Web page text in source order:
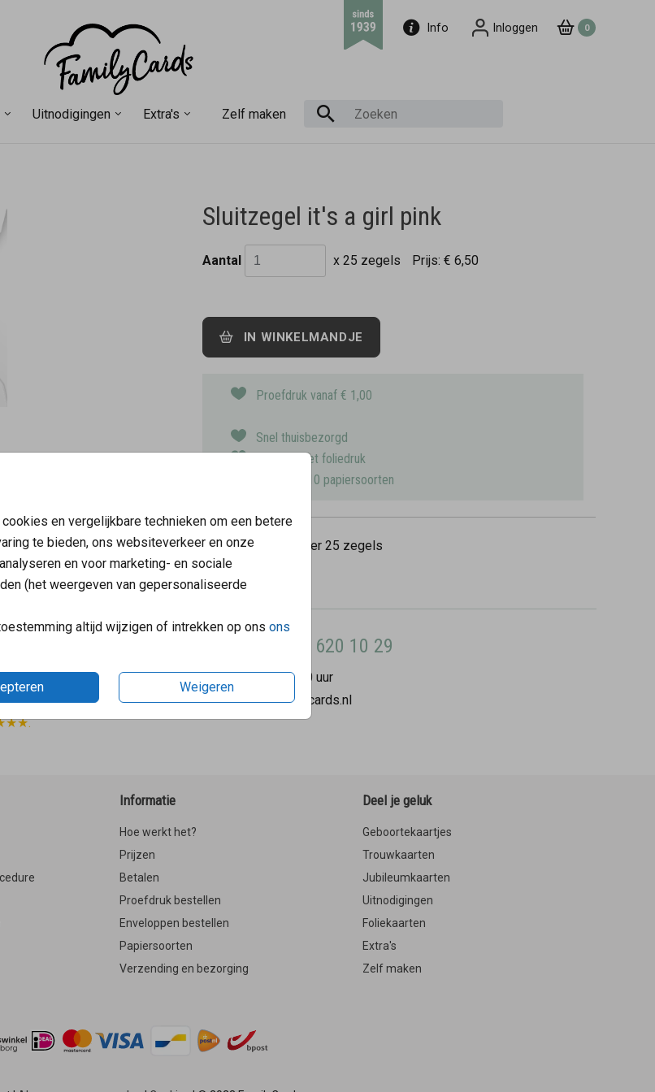
Info Inloggen 0
Uitnodigingen Extra's Zelf maken
en vergelijkbare technieken om een betere
te bieden, ons websiteverkeer en onze
en voor marketing- en sociale
(het weergeven van gepersonaliseerde
altijd wijzigen of intrekken op ons ons
Weigeren
Sluitzegel it's a girl pink
Aantal x 25 zegels Prijs: € 6,50
IN WINKELMANDJE
Proefdruk vanaf € 1,00
Snel thuisbezorgd
Kaarten met foliedruk
Keuze uit 10 papiersoorten
Prijs:€ 6,50 per 25 zegels
klanten blij
Klantenservice: 078 - 620 10 29
Op werkdagen van 09:00 tot 17:00 uur
Mailen mag ook: verkoop@familycards.nl
Informatie
Hoe werkt het?
Prijzen
Betalen
Proefdruk bestellen
Enveloppen bestellen
Papiersoorten
Verzending en bezorging
Deel je geluk
Geboortekaartjes
Trouwkaarten
Jubileumkaarten
Uitnodigingen
Foliekaarten
Extra's
Zelf maken